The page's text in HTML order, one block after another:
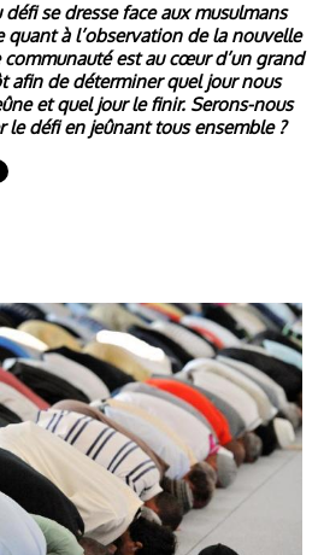
se dresse face aux musulmans
quant à l’observation de la nouvelle
est au cœur d’un grand
afin de déterminer quel jour nous
et quel jour le finir. Serons-nous
le défi en jeûnant tous ensemble ?